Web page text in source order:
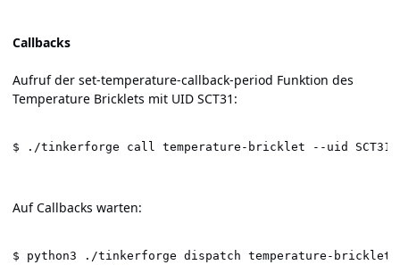
Callbacks
Aufruf der set-temperature-callback-period Funktion des
Temperature Bricklets mit UID SCT31:
$ ./tinkerforge call temperature-bricklet --uid SCT31
Auf Callbacks warten:
$ python3 ./tinkerforge dispatch temperature-bricklet